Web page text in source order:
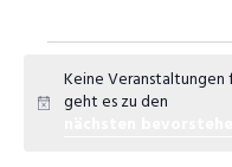
Veranstaltungen
für
Hinweis
Keine Veranstaltungen
geht es zu den